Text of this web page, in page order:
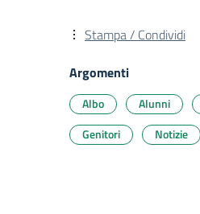
Stampa / Condividi
Argomenti
Albo Alunni
Genitori
Notizie